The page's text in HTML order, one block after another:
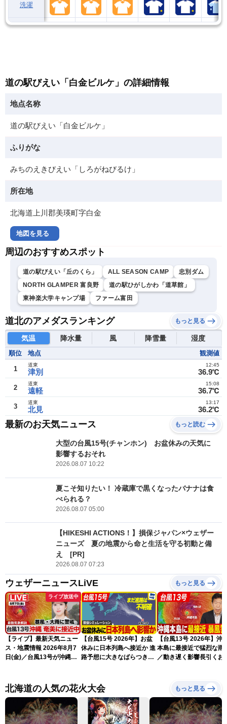
洗濯
道の駅びえい「白金ビルケ」の詳細情報
地点名称
道の駅びえい「白金ビルケ」
ふりがな
みちのえきびえい「しろがねびるけ」
所在地
北海道上川郡美瑛町字白金
地図を見る
周辺のおすすめスポット
道の駅びえい「丘のくら」 ALL SEASON CAMP
忠別ダム
NORTH GLAMPER 富良野
道の駅ひがしかわ「道草館」
東神楽大学キャンプ場
ファーム富田
道北のアメダスランキング もっと見る
気温 降水量 風 降雪量 湿度
順位 地点 観測値
1 津別
道東
36.9℃
12:45
2 遠軽
道東
36.7℃
15:08
3 北見
道東
36.2℃
13:17
最新のお天気ニュース もっと読む
大型の台風15号(チャンホン) お盆休みの天気に
影響するおそれ
2026.08.07 10:22
夏こそ知りたい！ 冷蔵庫で黒くなったバナナは食
べられる？
2026.08.07 05:00
【HIKESHI ACTIONS！】損保ジャパン×ウェザー
ニューズ 夏の地震から命と生活を守る初動と備
え [PR]
2026.08.07 07:23
ウェザーニュースLiVE もっと見る
ライブ放送中
【ライブ】最新天気ニュー
ス・地震情報 2026年8月7
日(金)／台風13号が沖縄・
ュースLiVEアフタヌーン・
小林李衣奈／内藤邦裕〉
【台風15号 2026年】お盆
休みに日本列島へ接近か 進
路予想に大きなばらつき
【台風13号 2026年】沖
本島に最接近で猛烈な雨
／動き遅く影響長引くお
北海道の人気の花火大会 もっと見る